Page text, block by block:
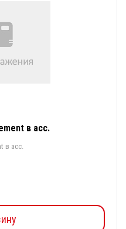
в асс.
в асс.